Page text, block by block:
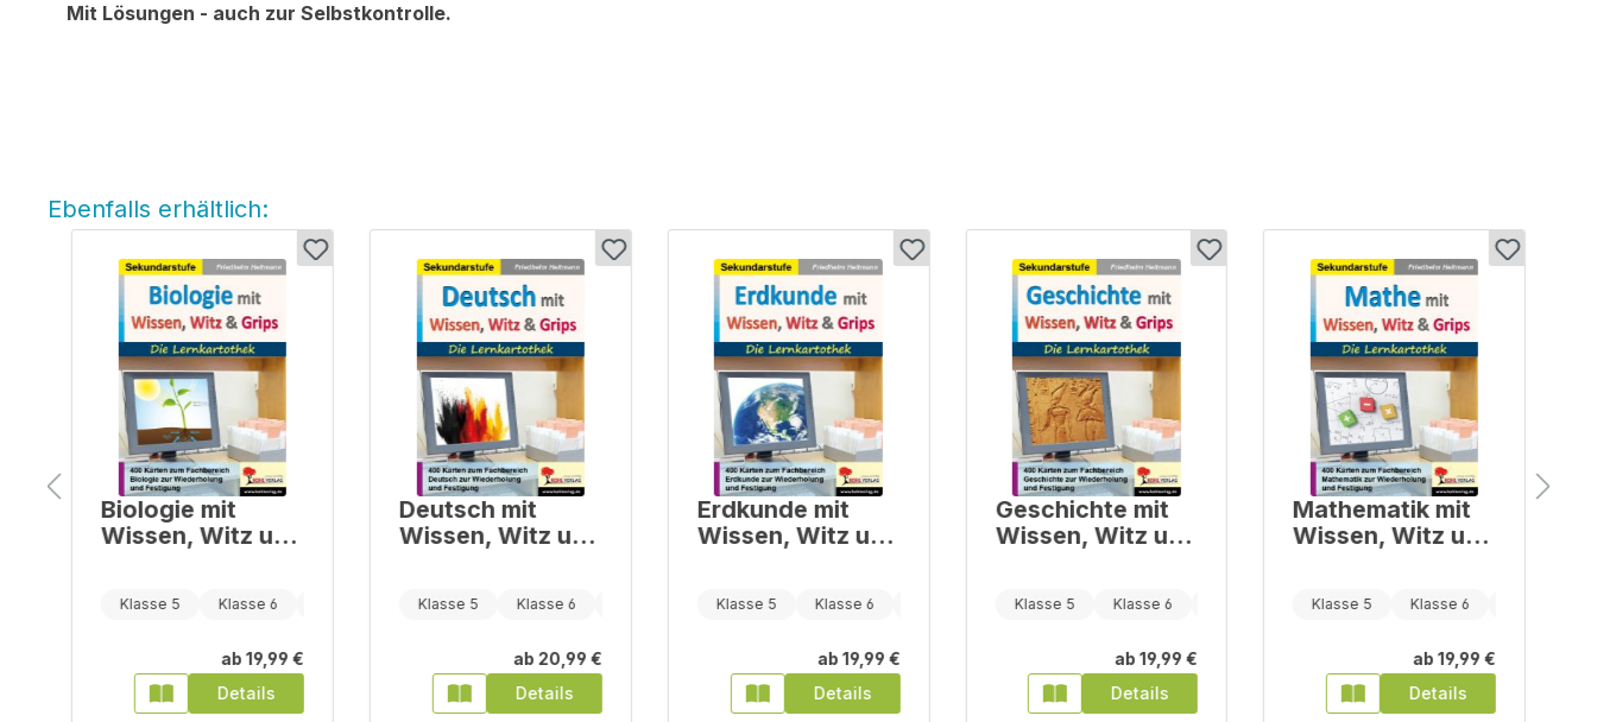
Mit Lösungen - auch zur Selbstkontrolle.
Ebenfalls erhältlich:
Biologie mit
Wissen, Witz und
Klasse 5 Klasse 6
ab 19,99 €
Details
Deutsch mit
Wissen, Witz und
Klasse 5 Klasse 6
ab 20,99 €
Details
Erdkunde mit
Wissen, Witz und
Klasse 5 Klasse 6
ab 19,99 €
Details
Geschichte mit
Wissen, Witz und
Klasse 5 Klasse 6
ab 19,99 €
Details
Mathematik mit
Wissen, Witz und
Klasse 5 Klasse 6
ab 19,99 €
Details